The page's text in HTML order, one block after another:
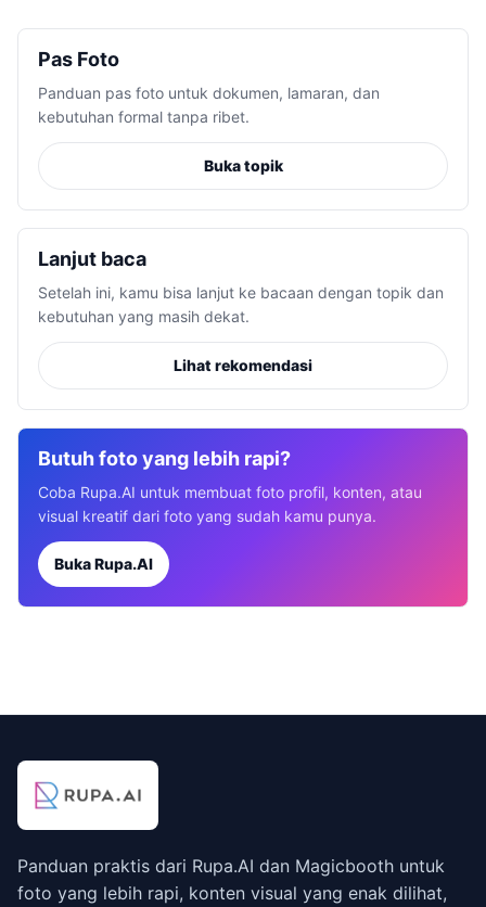
Pas Foto
Panduan pas foto untuk dokumen, lamaran, dan
kebutuhan formal tanpa ribet.
Buka topik
Lanjut baca
Setelah ini, kamu bisa lanjut ke bacaan dengan topik dan
kebutuhan yang masih dekat.
Lihat rekomendasi
Butuh foto yang lebih rapi?
Coba Rupa.AI untuk membuat foto profil, konten, atau
visual kreatif dari foto yang sudah kamu punya.
Buka Rupa.AI
Panduan praktis dari Rupa.AI dan Magicbooth untuk
foto yang lebih rapi, konten visual yang enak dilihat,